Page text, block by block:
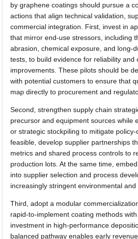
by graphene coatings should pursue a
actions that align technical validation,
commercial integration. First, invest in
that mirror end-use stressors, including
abrasion, chemical exposure, and long-
tests, to build evidence for reliability and
improvements. These pilots should be
with potential customers to ensure that
map directly to procurement and
Second, strengthen supply chain
precursor and equipment sources while
or strategic stockpiling to mitigate
feasible, develop supplier partnerships
metrics and shared process controls to
production lots. At the same time,
into supplier selection and process
increasingly stringent environmental and
Third, adopt a modular
rapid-to-implement coating methods
investment in high-performance
balanced pathway enables early